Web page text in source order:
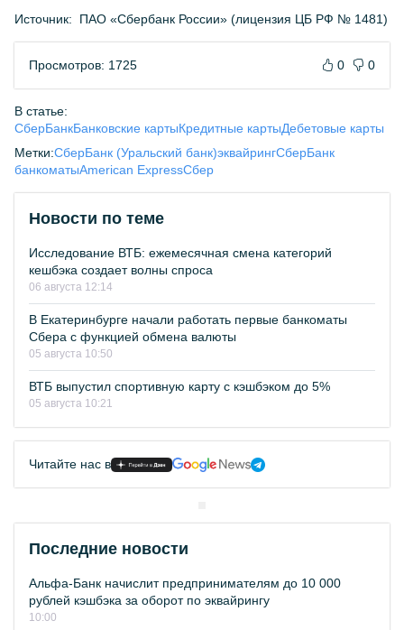
Источник: ПАО «Сбербанк России» (лицензия ЦБ РФ № 1481)
Просмотров: 1725 0 0
В статье:
СберБанкБанковские картыКредитные картыДебетовые карты
Метки:СберБанк (Уральский банк)эквайрингСберБанк
банкоматыAmerican ExpressСбер
Новости по теме
Исследование ВТБ: ежемесячная смена категорий
кешбэка создает волны спроса
06 августа 12:14
В Екатеринбурге начали работать первые банкоматы
Сбера с функцией обмена валюты
05 августа 10:50
ВТБ выпустил спортивную карту с кэшбэком до 5%
05 августа 10:21
Читайте нас в
Последние новости
Альфа-Банк начислит предпринимателям до 10 000
рублей кэшбэка за оборот по эквайрингу
10:00